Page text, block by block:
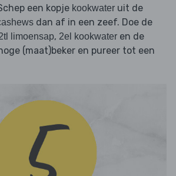
een kopje kookwater uit de
dan af in een zeef. Doe de
limoensap, 2el kookwater en de
(maat)beker en pureer tot een